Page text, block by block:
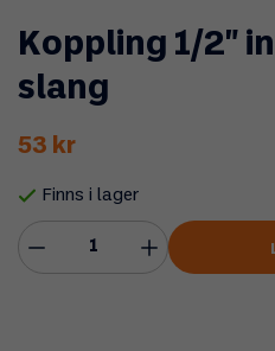
Koppling 1/2"
slang
53 kr
Finns i lager